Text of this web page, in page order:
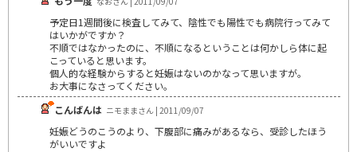
予定日1週間後に検査してみて、陰性でも陽性でも病院行ってみて
はいかがですか？
不順ではなかったのに、不順になるということは何かしら体に起
こっていると思います。
個人的な経験からすると妊娠はないのかなって思いますが。
お大事になさってください。
こんばんは ニモままさん | 2011/09/07
妊娠どうのこうのより、下腹部に痛みがあるなら、受診したほう
がいいですよ